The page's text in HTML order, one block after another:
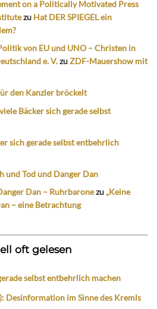
on a Politically Motivated Press
zu Hat DER SPIEGEL ein
von EU und UNO – Christen in
e. V.zuZDF-Mauershow mit
den Kanzler bröckelt
Bäcker sich gerade selbst
sich gerade selbst entbehrlich
und Tod und Danger Dan
Dan – Ruhrbaronezu „Keine
– eine Betrachtung
oft gelesen
selbst entbehrlich machen
Desinformation im Sinne des Kremls